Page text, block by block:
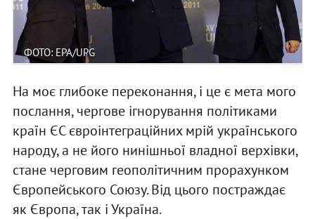
ФОТО: EPA/UPG
На моє глибоке переконання, і це є мета мого
послання, чергове ігнорування політиками
країн ЄС євроінтеграційних мрій українського
народу, а не його нинішньої владної верхівки,
стане черговим геополітичним прорахунком
Європейського Союзу. Від цього постраждає
як Європа, так і Україна.